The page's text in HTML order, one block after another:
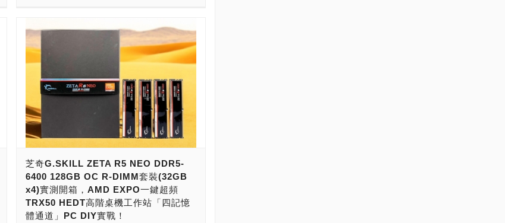
台灣上市櫃記憶儲存品牌，公開財報2025全年
營收來看。第1名「威剛科技ADATA」：台幣
530.87億元。第2名「十銓科技
TEAMGROUP」：台幣204.27億元。第3名
「創見資訊Transcend」：台幣171.25億元。
第4名「宜鼎Innodisk」：台幣142.61億元。
第5名「宇瞻科技Apacer」：台幣111.24億
元。第6名「廣穎電通Silicon Power」台幣
42.58億元。 威剛科技能有如此傲人的成績，
來自於專注本業、創新研發與長期耕耘的努
力。並且轉投資各領域，成績斐然。事業版
圖，除了本業記憶儲存，拓及運動彩券、文創
產業、電競、電動車等轉投資事業。除了大家
所熟知的，拿下第二屆運動彩券發行權，到現
在續任發行機構。與中華職棒同推出紀錄片
AI加速卡，來實現高速AI運算之外，AI PC硬
體擴充能力也要夠力才行。 華碩推出的ASUS
Pro WS W790E-SAGE SE主機板，可以安裝
Xeon W-2400/2500系列與Xeon W-
3400/3500系列處理器，最高階可以安裝56核
心112執行緒Xeon w9-3495X或60核心120執
行緒Xeon w9-3595X處理器，擁有7組PCIe
5.0 x16擴充槽，能安裝四組PCIe 5.0 x16雙
擴充能力，最大能擴充到2TB記憶體容量，用
來跑AI本地端大模型、超大模型綽綽有餘。 本
次，要介紹給大家的，則是Intel AI PC史上最
強ASUS Pro WS W790E-SAGE SE主機
板。接下來，就讓我們來開箱，進行評測，揭
的Mac Pro與其競爭，演變成x86與ARM的
HEDT大戰。所謂的高階桌機，英文全名為
High End Desktop，縮寫為HEDT。 值得注
意的，原本在市場上，桌機（PC）就是桌機，
工作站（Workstation）就是工作站。不過，
隨著AMD把工作站、伺服器產品下放HEDT高
階桌機產品線，越來越強大的撕裂者
（Threadripper）產品線，逼著競爭對手Intel
也把Xeon下放HEDT高階桌機產品線，也因此
的界線越來越模糊。 正因如此，Intel在近幾年
來，把工作站產品線，處理器增加了超頻功
能。工作站不就該求穩，怎麼會推超頻功能
呢？這聽起來有點違和感，但Intel就是推出這
樣的Xeon超頻版工作站處理器。像是先前推出
擇。 玩家要PC DIY打造頂級AI PC的話，
AMD TRX50、WRX90主機板，最高階可以安
裝到96核心192執行緒Ryzen Threadripper
8記憶體通道2TB容量。不約而同的，Intel
W790工作站平台，可以安裝最高階56核心112
執行緒Xeon w9-3495X處理器或60核心120執
行緒Xeon w9-3595X處理器，記憶體最強可以
擴充到8記憶體通道2TB容量。 要讓AI PC發
揮最大戰鬥力的話，記憶體非得要4、8記憶體
通道，用上高速DDR5 OC R-DIMM，安裝到
最大容量不可。若要選購DDR5 OC R-
DIMM，要挑選「大廠品牌，系出名門，用料
紮實，高速效能，穩定可靠」，還要相容
Intel、AMD工作站平台，提升到最大容量，終
芝奇G.SKILL ZETA R5 NEO DDR5-
6400 128GB OC R-DIMM套裝(32GB
x4)實測開箱，AMD EXPO一鍵超頻
TRX50 HEDT高階桌機工作站「四記憶
體通道」PC DIY實戰！